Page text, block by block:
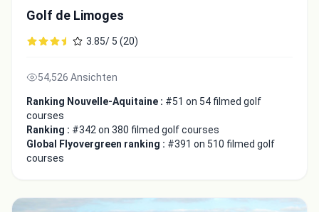
Golf de Limoges
3.85/ 5 (20)
54,526 Ansichten
Ranking Nouvelle-Aquitaine : #51 on 54 filmed golf
courses
Ranking : #342 on 380 filmed golf courses
Global Flyovergreen ranking : #391 on 510 filmed golf
courses